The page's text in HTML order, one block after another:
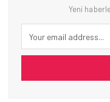
Yeni